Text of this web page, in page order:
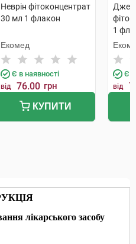
Неврін фітоконцентрат
30 мл 1 флакон
Екомед
Є в наявності
від 76.00 грн
КУПИТИ
1
Є в
від